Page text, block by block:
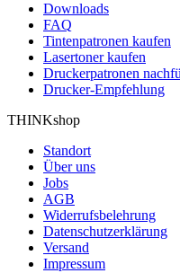
Downloads
FAQ
Tintenpatronen kaufen
Lasertoner kaufen
Druckerpatronen
Drucker-Empfehlung
THINKshop
Standort
Über uns
Jobs
AGB
Widerrufsbelehrung
Datenschutzerklärung
Versand
Impressum